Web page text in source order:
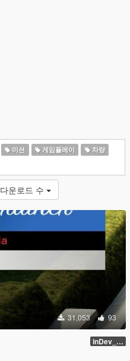
미션 게임플레이
차량
다운로드 수
31,053 93
inDev_0.4.145 (16112)